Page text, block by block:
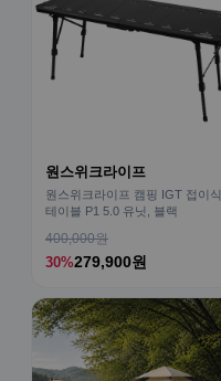
원스위크라이프
원스위크라이프 캠핑 IGT 접이식
테이블 P1 5.0 유닛, 블랙
400,000원
30%279,900원